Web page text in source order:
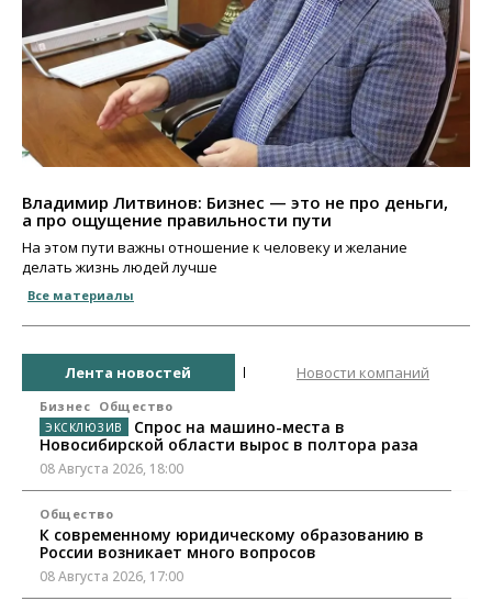
Владимир Литвинов: Бизнес — это не про деньги,
а про ощущение правильности пути
На этом пути важны отношение к человеку и желание
делать жизнь людей лучше
Все материалы
Лента новостей Новости компаний
Бизнес Общество
Спрос на машино-места в
Новосибирской области вырос в полтора раза
08 Августа 2026, 18:00
Общество
К современному юридическому образованию в
России возникает много вопросов
08 Августа 2026, 17:00